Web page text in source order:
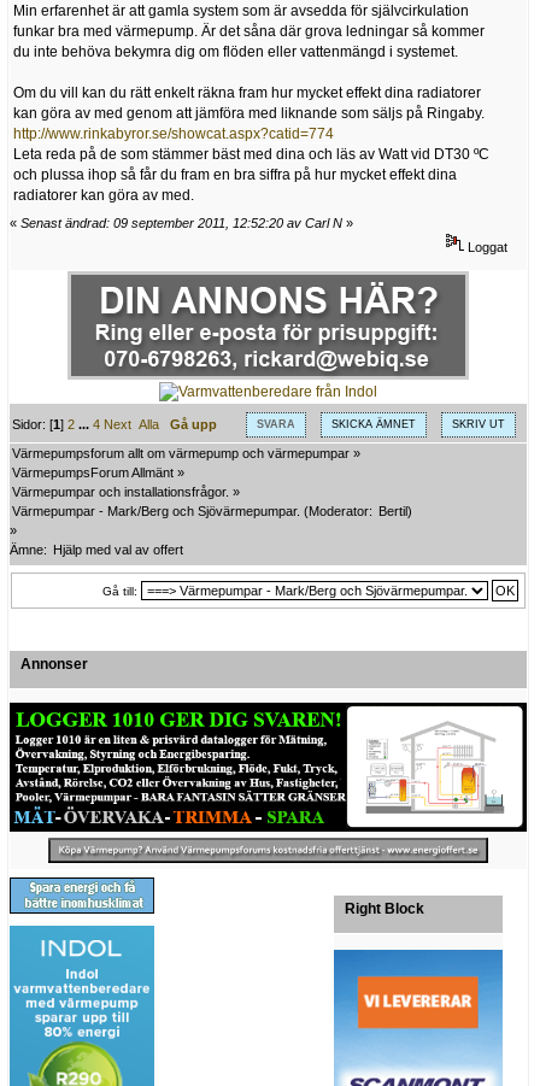
Min erfarenhet är att gamla system som är avsedda för självcirkulation
funkar bra med värmepump. Är det såna där grova ledningar så kommer
du inte behöva bekymra dig om flöden eller vattenmängd i systemet.
Om du vill kan du rätt enkelt räkna fram hur mycket effekt dina radiatorer
kan göra av med genom att jämföra med liknande som säljs på Ringaby.
http://www.rinkabyror.se/showcat.aspx?catid=774
Leta reda på de som stämmer bäst med dina och läs av Watt vid DT30 ºC
och plussa ihop så får du fram en bra siffra på hur mycket effekt dina
radiatorer kan göra av med.
« Senast ändrad: 09 september 2011, 12:52:20 av Carl N »
Loggat
SVARA SKICKA ÄMNET SKRIV UT
Sidor: [1]2 ...4 Next Alla
Gå upp
Värmepumpsforum allt om värmepump och värmepumpar »
VärmepumpsForum Allmänt »
Värmepumpar och installationsfrågor. »
Värmepumpar - Mark/Berg och Sjövärmepumpar. (Moderator: Bertil)
»
Ämne: Hjälp med val av offert
Gå till:
Annonser
Right Block